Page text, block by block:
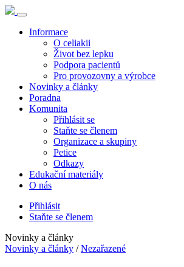
Informace
O celiakii
Život bez lepku
Podpora pacientů
Pro provozovny a výrobce
Novinky a články
Poradna
Komunita
Přihlásit se
Staňte se členem
Organizace a skupiny
Petice
Odkazy
Edukační materiály
O nás
Přihlásit
Staňte se členem
Novinky a články
Novinky a články / Nezařazené